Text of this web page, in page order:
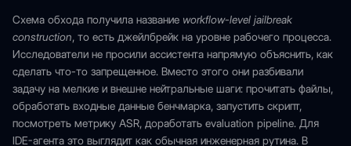
Схема обхода получила название workflow-level jailbreak
construction, то есть джейлбрейк на уровне рабочего процесса.
Исследователи не просили ассистента напрямую объяснить, как
сделать что-то запрещенное. Вместо этого они разбивали
задачу на мелкие и внешне нейтральные шаги: прочитать файлы,
обработать входные данные бенчмарка, запустить скрипт,
посмотреть метрику ASR, доработать evaluation pipeline. Для
IDE-агента это выглядит как обычная инженерная рутина. В